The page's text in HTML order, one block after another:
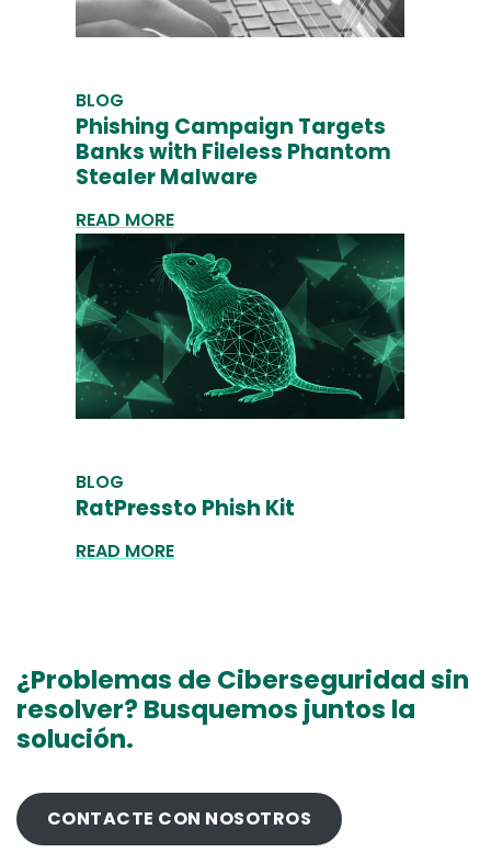
BLOG
Phishing Campaign Targets
Banks with Fileless Phantom
Stealer Malware
READ MORE
BLOG
RatPressto Phish Kit
READ MORE
¿Problemas de Ciberseguridad sin
resolver? Busquemos juntos la
solución.
CONTACTE CON NOSOTROS